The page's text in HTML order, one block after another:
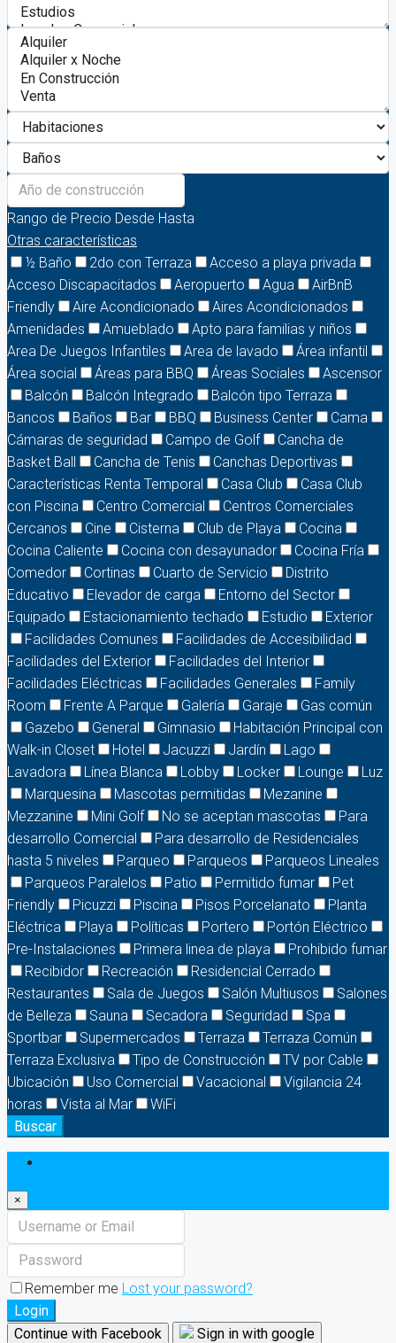
Rango de Precio Desde Hasta
Otras características
½ Baño
2do con Terraza
Acceso a playa privada
Acceso Discapacitados
Aeropuerto Agua
AirBnB
Friendly
Aire Acondicionado
Aires Acondicionados
Amenidades
Amueblado
Apto para familias y niños
Area De Juegos Infantiles
Area de lavado
Área infantil
Área social
Áreas para BBQ Áreas Sociales
Ascensor
Balcón
Balcón Integrado
Balcón tipo Terraza
Bancos
Baños Bar BBQ Business Center
Cama
Cámaras de seguridad
Campo de Golf
Cancha de
Basket Ball
Cancha de Tenis
Canchas Deportivas
Características Renta Temporal
Casa Club
Casa Club
con Piscina
Centro Comercial
Centros Comerciales
Cercanos
Cine Cisterna Club de Playa
Cocina
Cocina Caliente
Cocina con desayunador
Cocina Fría
Comedor
Cortinas Cuarto de Servicio
Distrito
Educativo
Elevador de carga
Entorno del Sector
Equipado
Estacionamiento techado Estudio
Exterior
Facilidades Comunes
Facilidades de Accesibilidad
Facilidades del Exterior
Facilidades del Interior
Facilidades Eléctricas
Facilidades Generales
Family
Room
Frente A Parque Galería Garaje
Gas común
Gazebo
General Gimnasio
Habitación Principal con
Walk-in Closet
Hotel Jacuzzi Jardín
Lago
Lavadora
Línea Blanca Lobby Locker Lounge
Luz
Marquesina
Mascotas permitidas
Mezanine
Mezzanine
Mini Golf No se aceptan mascotas
Para
desarrollo Comercial
Para desarrollo de Residenciales
hasta 5 niveles
Parqueo Parqueos
Parqueos Lineales
Parqueos Paralelos
Patio Permitido fumar
Pet
Friendly
Picuzzi Piscina Pisos Porcelanato
Planta
Eléctrica
Playa Políticas Portero
Portón Eléctrico
Pre-Instalaciones
Primera linea de playa
Prohibido fumar
Recibidor
Recreación
Residencial Cerrado
Restaurantes
Sala de Juegos Salón Multiusos
Salones
de Belleza
Sauna Secadora Seguridad
Spa
Sportbar
Supermercados Terraza
Terraza Común
Terraza Exclusiva
Tipo de Construcción
TV por Cable
Ubicación
Uso Comercial Vacacional
Vigilancia 24
horas
Vista al Mar
WiFi
Buscar
×
Remember me Lost your password?
Login
Continue with Facebook
Sign in with google